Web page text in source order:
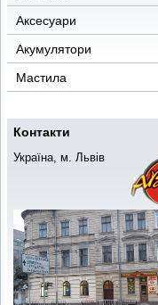
Аксесуари
Акумулятори
Мастила
Контакти
Україна, м. Львів